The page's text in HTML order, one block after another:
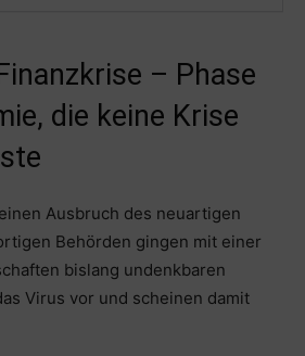
– Phase
die keine Krise
Ausbruch des neuartigen
Behörden gingen mit einer
bislang undenkbaren
Virus vor und scheinen damit